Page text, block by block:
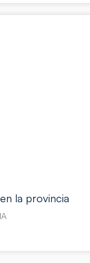
la provincia